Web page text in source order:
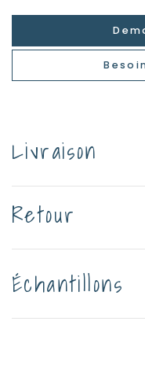
Livraison
Retour
Échantillons